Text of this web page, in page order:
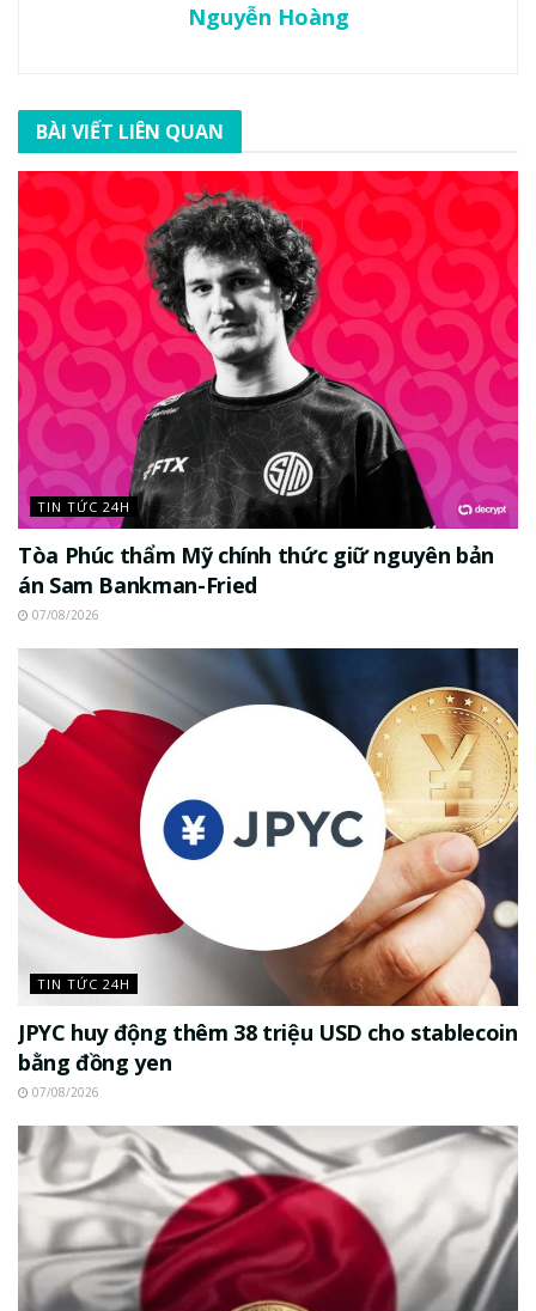
Nguyễn Hoàng
BÀI VIẾT LIÊN QUAN
TIN TỨC 24H
Tòa Phúc thẩm Mỹ chính thức giữ nguyên bản
án Sam Bankman-Fried
07/08/2026
TIN TỨC 24H
JPYC huy động thêm 38 triệu USD cho stablecoin
bằng đồng yen
07/08/2026